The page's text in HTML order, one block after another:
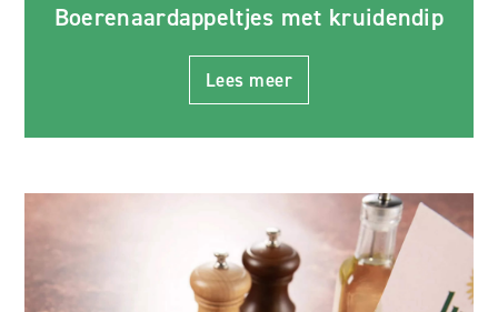
Boerenaardappeltjes met kruidendip
Lees meer